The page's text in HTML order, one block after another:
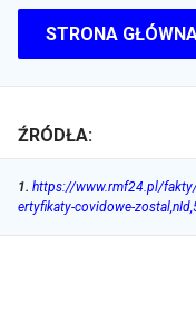
STRONA
ŹRÓDŁA:
1. https://www.rmf24.pl/
ertyfikaty-covidowe-